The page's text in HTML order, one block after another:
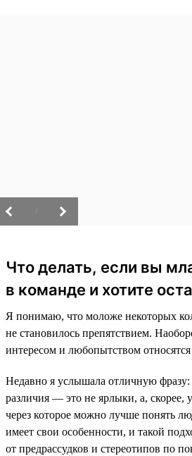
Что делать, если вы
в команде и хотите
Я понимаю, что моложе некоторых
не становилось препятствием.
интересом и любопытством
Недавно я услышала отличную фразу:
различия — это не ярлыки, а, скорее,
через которое можно лучше понять
имеет свои особенности, и такой
от предрассудков и стереотипов по